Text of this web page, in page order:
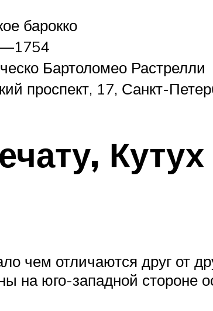
барокко
Бартоломео Растрелли
проспект, 17, Санкт-
чем отличаются друг от
на юго-западной стороне